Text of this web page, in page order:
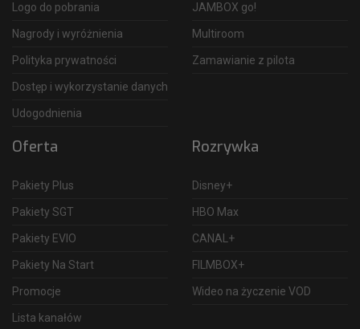
Logo do pobrania
Nagrody i wyróżnienia
Polityka prywatności
Dostęp i wykorzystanie danych
Udogodnienia
JAMBOX go!
Multiroom
Zamawianie z pilota
Oferta
Pakiety Plus
Pakiety SGT
Pakiety EVIO
Pakiety Na Start
Promocje
Lista kanałów
Rozrywka
Disney+
HBO Max
CANAL+
FILMBOX+
Wideo na życzenie VOD